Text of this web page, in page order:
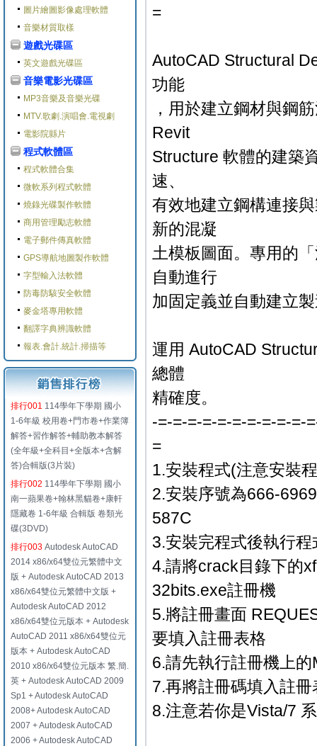
圖片繪圖影像處理軟體
音樂材質取樣
遊戲光碟區
英文遊戲光碟區
音樂電影光碟區
MP3音樂及音樂光碟
MTV.歌劇.演唱會.電視劇
電影院縣片
程式軟體區
程式軟體合集
微軟系列程式軟體
燒錄光碟製作軟體
商用管理勵志軟體
電子郵件傳真軟體
GPS導航地圖製作軟體
字型輸入法軟體
防毒防駭安全軟體
麥金塔專用軟體
翻譯字典辨識軟體
報表.會計.統計.掃描等
排行001 114學年下學期 國小
1-6年級 校用卷+門市卷+作業簿
解答+習作解答+輔助教本解答
(全年級+全科目+全版本+含解
答)合輯版(3片裝)
排行002 114學年下學期 國小
南一蘋果卷+翰林黑貓卷+康軒
隱藏卷 1-6年級 合輯版 卷類光
碟(3DVD)
排行003 Autodesk AutoCAD
2014 x86/x64雙位元繁體中文
版 + Autodesk AutoCAD 2013
x86/x64雙位元繁體中文版 +
Autodesk AutoCAD 2012
x86/x64雙位元版本 + Autodesk
AutoCAD 2011 x86/x64雙位元
版本 + Autodesk AutoCAD
2010 x86/x64雙位元版本 繁.簡.
英 + Autodesk AutoCAD 2009
Sp1 + Autodesk AutoCAD
2008+ Autodesk AutoCAD
2007 + Autodesk AutoCAD
2006 + Autodesk AutoCAD
=
AutoCAD Structural
功能
，用於建立鋼材與鋼
Revit
Structure 軟體的建築
速、
有效地建立鋼構連接
新的混凝
土模板圖面。專用的
自動進行
加固定義並自動建立
運用 AutoCAD
總體
精確度。
-=-=-=-=-=-=-=-=-=-=-
=
1.安裝程式(注意安裝
2.安裝序號為666-
587C
3.安裝完程式後執行
4.請將crack目錄下的
32bits.exe註冊機
5.將註冊畫面
要填入註冊表格
6.請先執行註冊機上
7.再將註冊碼填入註
8.注意若你是Vista/7